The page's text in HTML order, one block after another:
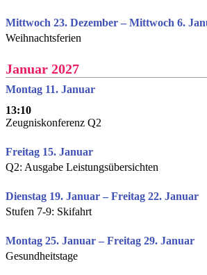
Mittwoch 23. Dezember – Mittwoch 6.
Weihnachtsferien
Januar 2027
Montag 11. Januar
13:10
Zeugniskonferenz Q2
Freitag 15. Januar
Q2: Ausgabe Leistungsübersichten
Dienstag 19. Januar – Freitag 22. Januar
Stufen 7-9: Skifahrt
Montag 25. Januar – Freitag 29. Januar
Gesundheitstage